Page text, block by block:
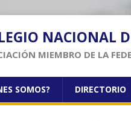
NACIONAL
MIEMBRO DE LA
SOMOS? DIRECTORIO